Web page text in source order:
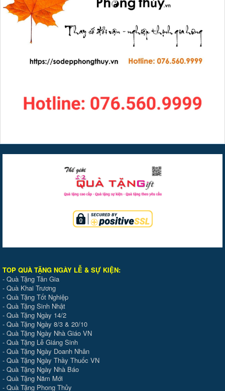
TOP QUÀ TẶNG NGÀY LỄ & SỰ KIỆN:
- Quà Tặng Tân Gia
- Quà Khai Trương
- Quà Tặng Tốt Nghiệp
- Quà Tặng Sinh Nhật
- Quà Tặng Ngày 14/2
- Quà Tặng Ngày 8/3 & 20/10
- Quà Tặng Ngày Nhà Giáo VN
- Quà Tặng Lễ Giáng Sinh
- Quà Tặng Ngày Doanh Nhân
- Quà Tặng Ngày Thầy Thuốc VN
- Quà Tặng Ngày Nhà Báo
- Quà Tặng Năm Mới
- Quà Tặng Phong Thủy